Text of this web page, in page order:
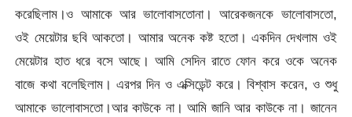
করেছিলাম।ও আমাকে আর ভালোবাসতোনা। আরেকজনকে ভালোবাসতো,
ওই মেয়েটার ছবি আকতো। আমার অনেক কষ্ট হতো। একদিন দেখলাম ওই
মেয়েটার হাত ধরে বসে আছে। আমি সেদিন রাতে ফোন করে ওকে অনেক
বাজে কথা বলেছিলাম। এরপর দিন ও এক্সিডেন্ট করে। বিশ্বাস করেন, ও শুধু
আমাকে ভালোবাসতো।আর কাউকে না। আমি জানি আর কাউকে না। জানেন